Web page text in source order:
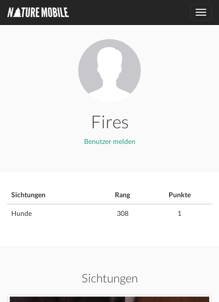
Fires
Benutzer melden
Sichtungen Rang Punkte
Hunde 308 1
Sichtungen